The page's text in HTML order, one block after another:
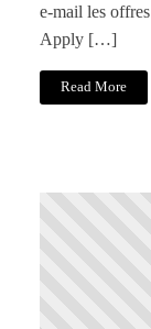
e-mail les
Apply […]
Read More